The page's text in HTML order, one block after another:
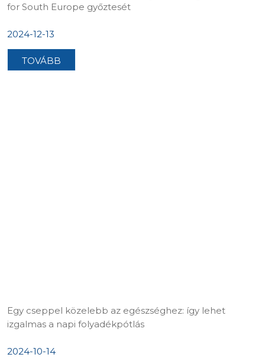
for South Europe győztesét
2024-12-13
TOVÁBB
Egy cseppel közelebb az egészséghez: így lehet
izgalmas a napi folyadékpótlás
2024-10-14